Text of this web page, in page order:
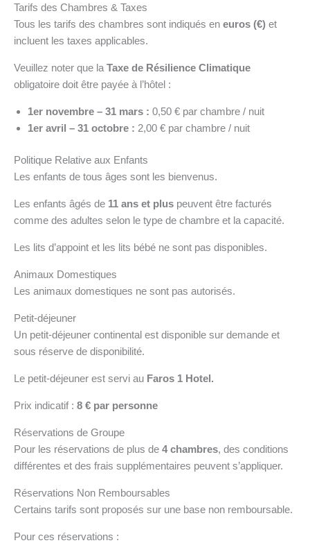
Tarifs des Chambres & Taxes
Tous les tarifs des chambres sont indiqués en euros (€) et
incluent les taxes applicables.
Veuillez noter que la Taxe de Résilience Climatique
obligatoire doit être payée à l’hôtel :
1er novembre – 31 mars : 0,50 € par chambre / nuit
1er avril – 31 octobre : 2,00 € par chambre / nuit
Politique Relative aux Enfants
Les enfants de tous âges sont les bienvenus.
Les enfants âgés de 11 ans et plus peuvent être facturés
comme des adultes selon le type de chambre et la capacité.
Les lits d’appoint et les lits bébé ne sont pas disponibles.
Animaux Domestiques
Les animaux domestiques ne sont pas autorisés.
Petit-déjeuner
Un petit-déjeuner continental est disponible sur demande et
sous réserve de disponibilité.
Le petit-déjeuner est servi au Faros 1 Hotel.
Prix indicatif : 8 € par personne
Réservations de Groupe
Pour les réservations de plus de 4 chambres, des conditions
différentes et des frais supplémentaires peuvent s’appliquer.
Réservations Non Remboursables
Certains tarifs sont proposés sur une base non remboursable.
Pour ces réservations :